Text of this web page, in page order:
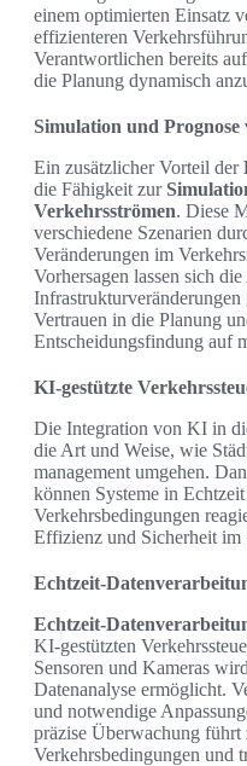
einem optimierten Einsatz
effizienteren
Verantwortlichen bereits
die Planung dynamisch
Simulation und
Ein zusätzlicher Vorteil der
die Fähigkeit zur
Verkehrsströmen. Diese
verschiedene Szenarien
Veränderungen im
Vorhersagen lassen sich
Infrastrukturveränderungen
Vertrauen in die Planung
Entscheidungsfindung auf
KI-gestützte
Die Integration von KI in
die Art und Weise, wie
management umgehen.
können Systeme in
Verkehrsbedingungen
Effizienz und Sicherheit im
Echtzeit-
Echtzeit-
KI-gestützten
Sensoren und Kameras
Datenanalyse ermöglicht.
und notwendige
präzise Überwachung führt
Verkehrsbedingungen und